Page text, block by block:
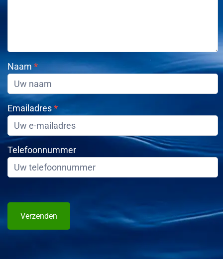
Naam *
Emailadres*
Telefoonnummer
Verzenden